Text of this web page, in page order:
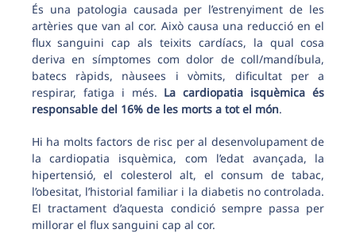
És una patologia causada per l’estrenyiment de les
artèries que van al cor. Això causa una reducció en el
flux sanguini cap als teixits cardíacs, la qual cosa
deriva en símptomes com dolor de coll/mandíbula,
batecs ràpids, nàusees i vòmits, dificultat per a
respirar, fatiga i més. La cardiopatia isquèmica és
responsable del 16% de les morts a tot el món.
Hi ha molts factors de risc per al desenvolupament de
la cardiopatia isquèmica, com l’edat avançada, la
hipertensió, el colesterol alt, el consum de tabac,
l’obesitat, l’historial familiar i la diabetis no controlada.
El tractament d’aquesta condició sempre passa per
millorar el flux sanguini cap al cor.